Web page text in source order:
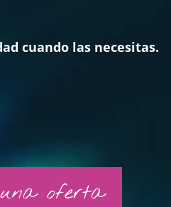
cuando las necesitas.
oferta